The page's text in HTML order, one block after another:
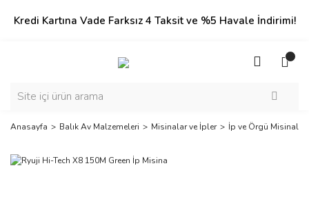
Kredi Kartına Vade Farksız 4 Taksit ve %5 Havale İndirimi!
Anasayfa Balık Av Malzemeleri Misinalar ve İpler İp ve Örgü Misinalar